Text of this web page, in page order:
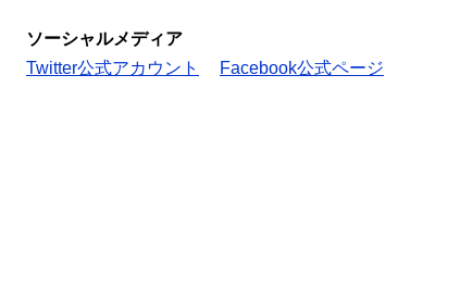
ソーシャルメディア
Twitter公式アカウント
Facebook公式ページ